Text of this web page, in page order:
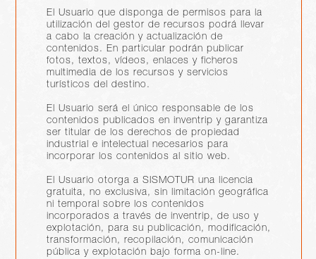
El Usuario que disponga de permisos para la
utilización del gestor de recursos podrá llevar
a cabo la creación y actualización de
contenidos. En particular podrán publicar
fotos, textos, vídeos, enlaces y ficheros
multimedia de los recursos y servicios
turísticos del destino.
El Usuario será el único responsable de los
contenidos publicados en inventrip y garantiza
ser titular de los derechos de propiedad
industrial e intelectual necesarios para
incorporar los contenidos al sitio web.
El Usuario otorga a SISMOTUR una licencia
gratuita, no exclusiva, sin limitación geográfica
ni temporal sobre los contenidos
incorporados a través de inventrip, de uso y
explotación, para su publicación, modificación,
transformación, recopilación, comunicación
pública y explotación bajo forma on-line.